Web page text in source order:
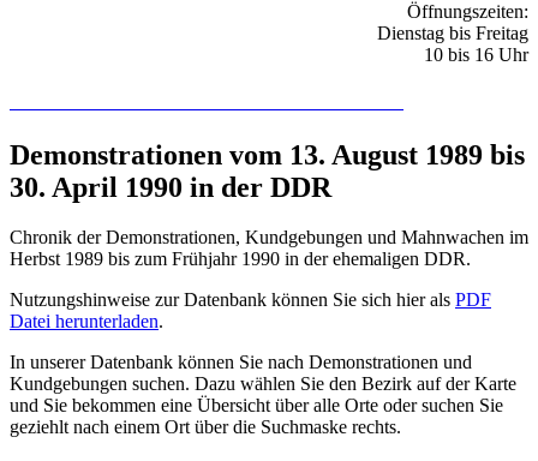
Öffnungszeiten:
Dienstag bis Freitag
10 bis 16 Uhr
Demonstrationen vom 13. August 1989 bis
30. April 1990 in der DDR
Chronik der Demonstrationen, Kundgebungen und Mahnwachen im
Herbst 1989 bis zum Frühjahr 1990 in der ehemaligen DDR.
Nutzungshinweise zur Datenbank können Sie sich hier als PDF
Datei herunterladen.
In unserer Datenbank können Sie nach Demonstrationen und
Kundgebungen suchen. Dazu wählen Sie den Bezirk auf der Karte
und Sie bekommen eine Übersicht über alle Orte oder suchen Sie
geziehlt nach einem Ort über die Suchmaske rechts.